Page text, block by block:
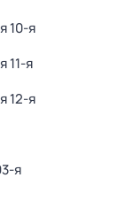
10-я
11-я
12-я
я